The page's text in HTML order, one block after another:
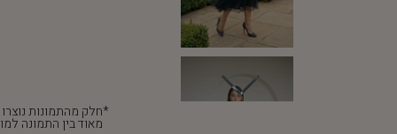
מאוד בין התמונה